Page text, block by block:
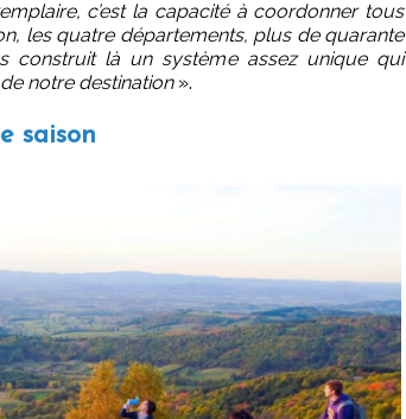
c’est la capacité à coordonner tous
les quatre départements, plus de quarante
construit là un système assez unique qui
notre destination ».
saison